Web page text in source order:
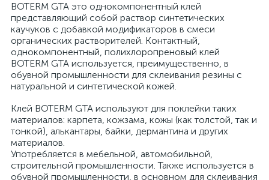
BOTERM GTA это однокомпонентный клей
представляющий собой раствор синтетических
каучуков с добавкой модификаторов в смеси
органических растворителей. Контактный,
однокомпонентный, полихлоропреновый клей
BOTERM GTA используется, преимущественно, в
обувной промышленности для склеивания резины с
натуральной и синтетической кожей.
Клей BOTERM GTA используют для поклейки таких
материалов: карпета, кожзама, кожы (как толстой, так и
тонкой), алькантары, байки, дермантина и других
материалов.
Употребляется в мебельной, автомобильной,
строительной промышленности. Также используется в
обувной промышленности, в основном для склеивания